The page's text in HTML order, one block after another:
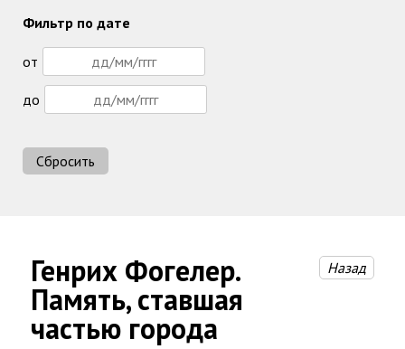
Генрих Фогелер.
Память, ставшая
частью города
Назад
Фильтр по дате
от
до
Сбросить